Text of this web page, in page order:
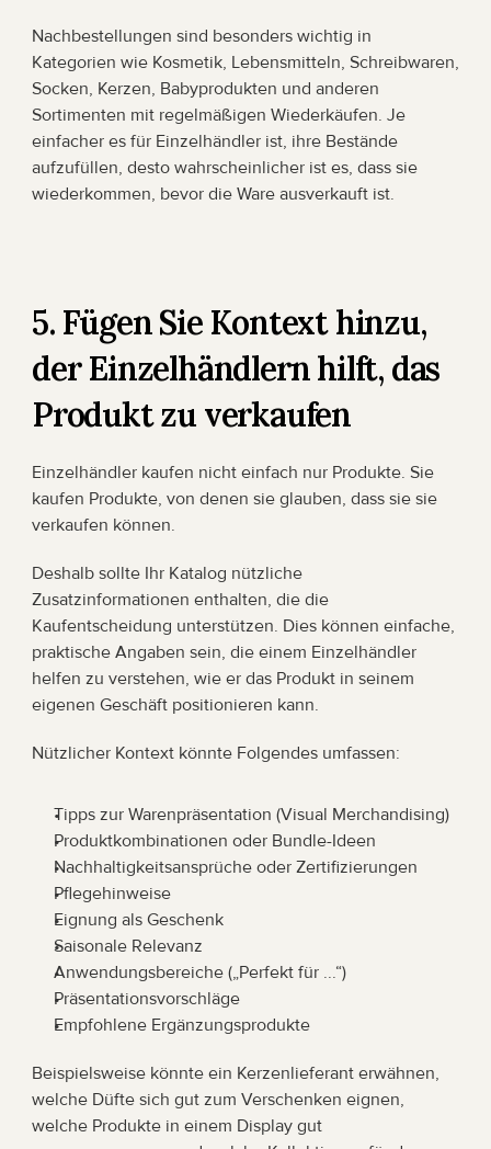
Nachbestellungen sind besonders wichtig in
Kategorien wie Kosmetik, Lebensmitteln, Schreibwaren,
Socken, Kerzen, Babyprodukten und anderen
Sortimenten mit regelmäßigen Wiederkäufen. Je
einfacher es für Einzelhändler ist, ihre Bestände
aufzufüllen, desto wahrscheinlicher ist es, dass sie
wiederkommen, bevor die Ware ausverkauft ist.
5. Fügen Sie Kontext hinzu,
der Einzelhändlern hilft, das
Produkt zu verkaufen
Einzelhändler kaufen nicht einfach nur Produkte. Sie
kaufen Produkte, von denen sie glauben, dass sie sie
verkaufen können.
Deshalb sollte Ihr Katalog nützliche
Zusatzinformationen enthalten, die die
Kaufentscheidung unterstützen. Dies können einfache,
praktische Angaben sein, die einem Einzelhändler
helfen zu verstehen, wie er das Produkt in seinem
eigenen Geschäft positionieren kann.
Nützlicher Kontext könnte Folgendes umfassen:
Tipps zur Warenpräsentation (Visual Merchandising)
Produktkombinationen oder Bundle-Ideen
Nachhaltigkeitsansprüche oder Zertifizierungen
Pflegehinweise
Eignung als Geschenk
Saisonale Relevanz
Anwendungsbereiche („Perfekt für ...“)
Präsentationsvorschläge
Empfohlene Ergänzungsprodukte
Beispielsweise könnte ein Kerzenlieferant erwähnen,
welche Düfte sich gut zum Verschenken eignen,
welche Produkte in einem Display gut